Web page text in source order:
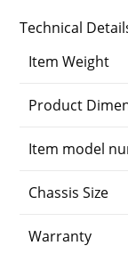
Technical
Item Weight
Product
Item model
Chassis Size
Warranty